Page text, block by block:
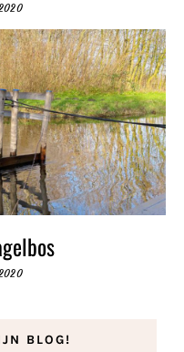
BLOG!